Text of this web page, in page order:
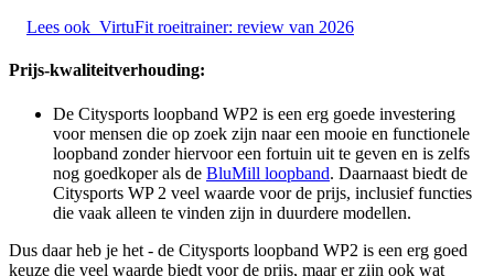
Lees ook VirtuFit roeitrainer: review van 2026
Prijs-kwaliteitverhouding:
De Citysports loopband WP2 is een erg goede investering
voor mensen die op zoek zijn naar een mooie en functionele
loopband zonder hiervoor een fortuin uit te geven en is zelfs
nog goedkoper als de BluMill loopband. Daarnaast biedt de
Citysports WP 2 veel waarde voor de prijs, inclusief functies
die vaak alleen te vinden zijn in duurdere modellen.
Dus daar heb je het - de Citysports loopband WP2 is een erg goed
keuze die veel waarde biedt voor de prijs, maar er zijn ook wat